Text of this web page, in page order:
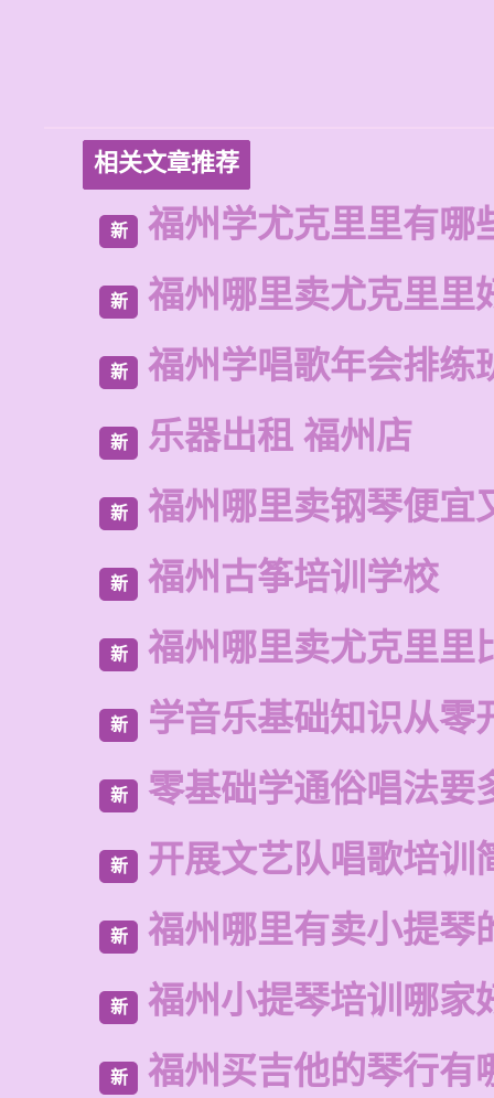
相关文章推荐
新 福州学尤克里里有哪
新 福州哪里卖尤克里里
新 福州学唱歌年会排练
新 乐器出租 福州店
新 福州哪里卖钢琴便宜
新 福州古筝培训学校
新 福州哪里卖尤克里里
新 学音乐基础知识从零
新 零基础学通俗唱法要
新 开展文艺队唱歌培训
新 福州哪里有卖小提琴
新 福州小提琴培训哪家
新 福州买吉他的琴行有